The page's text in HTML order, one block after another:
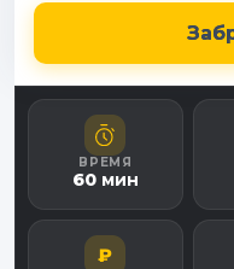
ВРЕМЯ
60мин
₽